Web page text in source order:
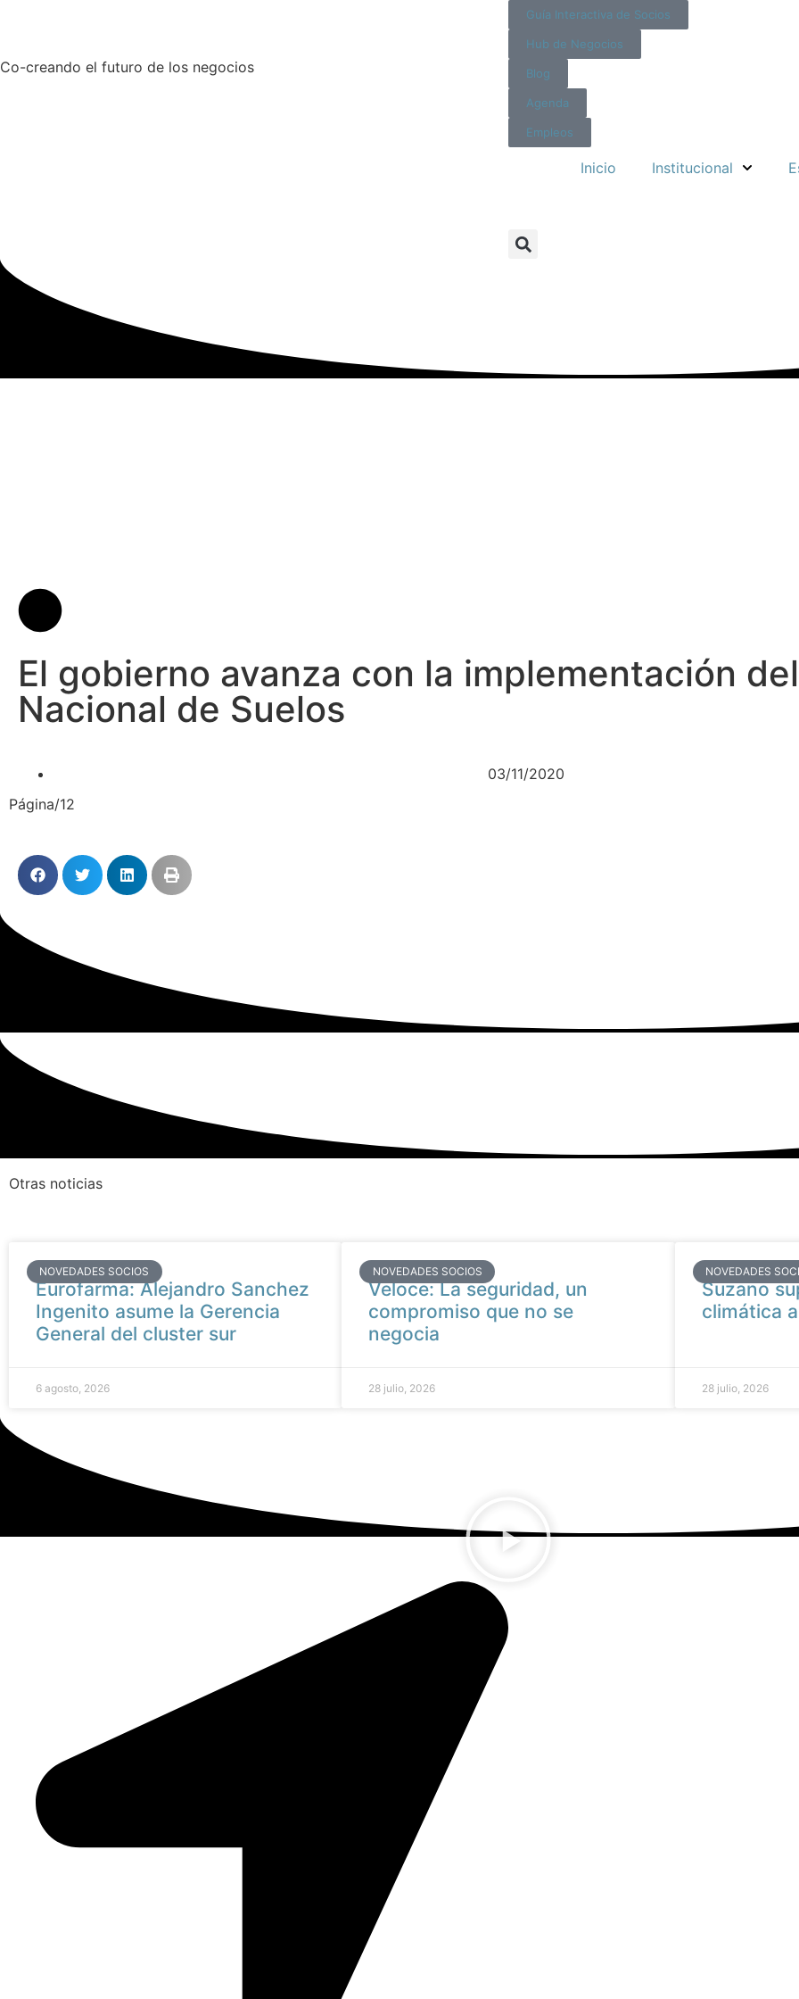
Co-creando el futuro de los negocios
Guía Interactiva de Socios
Hub de Negocios
Blog
Agenda
Empleos
Inicio Institucional
El gobierno avanza con la implementación
Nacional de Suelos
03/11/2020
Página/12
Otras noticias
NOVEDADES SOCIOS
Eurofarma: Alejandro Sanchez
Ingenito asume la Gerencia
General del cluster sur
6 agosto, 2026
NOVEDADES SOCIOS
Veloce: La seguridad, un
compromiso que no se
negocia
28 julio, 2026
NOVEDADES
Suzano
climática
28 julio, 2026